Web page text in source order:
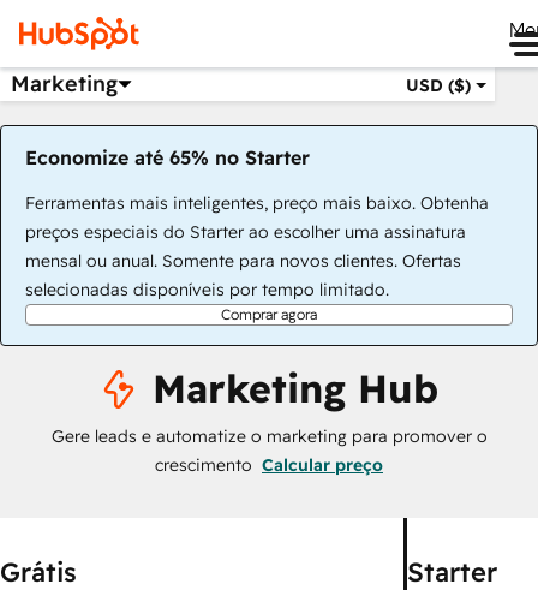
Marketing USD ($)
Economize até 65% no Starter
Ferramentas mais inteligentes, preço mais baixo. Obtenha
preços especiais do Starter ao escolher uma assinatura
mensal ou anual. Somente para novos clientes. Ofertas
selecionadas disponíveis por tempo limitado.
Comprar agora
Marketing Hub
Gere leads e automatize o marketing para promover o
crescimento Calcular preço
Grátis Starter